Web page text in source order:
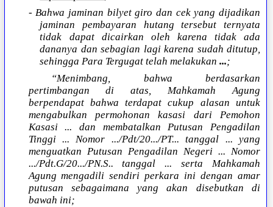
- Bahwa jaminan bilyet giro dan cek yang dijadikan
jaminan pembayaran hutang tersebut ternyata
tidak dapat dicairkan oleh karena tidak ada
dananya dan sebagian lagi karena sudah ditutup,
sehingga Para Tergugat telah melakukan...;
“Menimbang, bahwa berdasarkan
pertimbangan di atas, Mahkamah Agung
berpendapat bahwa terdapat cukup alasan untuk
mengabulkan permohonan kasasi dari Pemohon
Kasasi ... dan membatalkan Putusan Pengadilan
Tinggi ... Nomor .../Pdt/20.../PT... tanggal ... yang
menguatkan Putusan Pengadilan Negeri ... Nomor
.../Pdt.G/20.../PN.S.. tanggal ... serta Mahkamah
Agung mengadili sendiri perkara ini dengan amar
putusan sebagaimana yang akan disebutkan di
bawah ini;